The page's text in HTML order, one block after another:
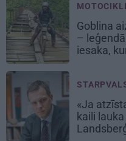
MOTOCIKLI
Goblina
–
iesaka,
«Ja
kaili